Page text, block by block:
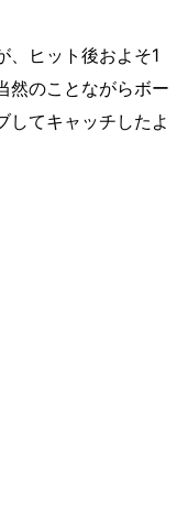
、ヒット後およそ1
然のことながらボー
してキャッチしたよ